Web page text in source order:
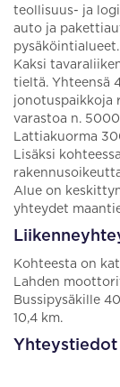
teollisuus- ja
auto ja
Kaksi
tieltä. Yhteensä
jonotuspaikkoja
varastoa n.
Lattiakuorma
Lisäksi
Alue on
yhteydet
Kohteesta on
Lahden
Bussipysäkille
10,4 km.
Yhteystiedot